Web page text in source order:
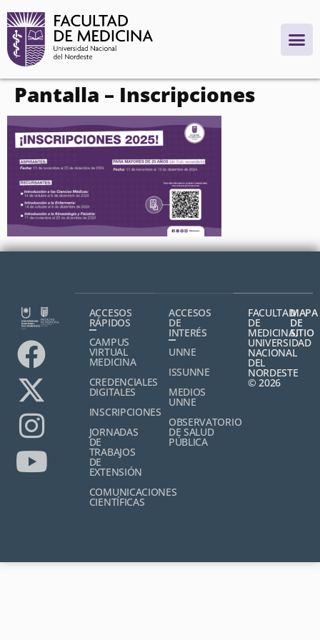
contenido
Pantalla – Inscripciones
ACCESOS
RÁPIDOS
CAMPUS
VIRTUAL
MEDICINA
CREDENCIALES
DIGITALES
INSCRIPCIONES
JORNADAS
DE
TRABAJOS
DE
EXTENSIÓN
COMUNICACIONES
CIENTÍFICAS
ACCESOS
DE
INTERÉS
UNNE
ISSUNNE
MEDIOS
UNNE
OBSERVATORIO
DE SALUD
PÚBLICA
FACULTAD
DE
MEDICINA,
UNIVERSIDAD
NACIONAL
DEL
NORDESTE
© 2026
MAPA
DE
SITIO